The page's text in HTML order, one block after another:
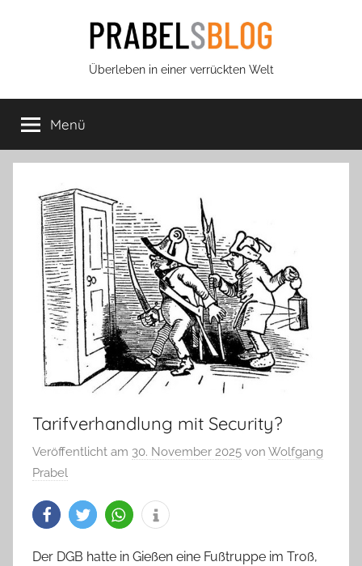
Prabels
Blog
Überleben in einer verrückten Welt
Menü
Tarifverhandlung mit Security?
Veröffentlicht am 30. November 2025 von Wolfgang
Prabel
Der DGB hatte in Gießen eine Fußtruppe im Troß,